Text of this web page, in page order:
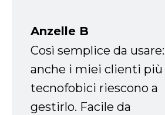
Anzelle B
Così semplice da usare:
anche i miei clienti più
tecnofobici riescono a
gestirlo. Facile da